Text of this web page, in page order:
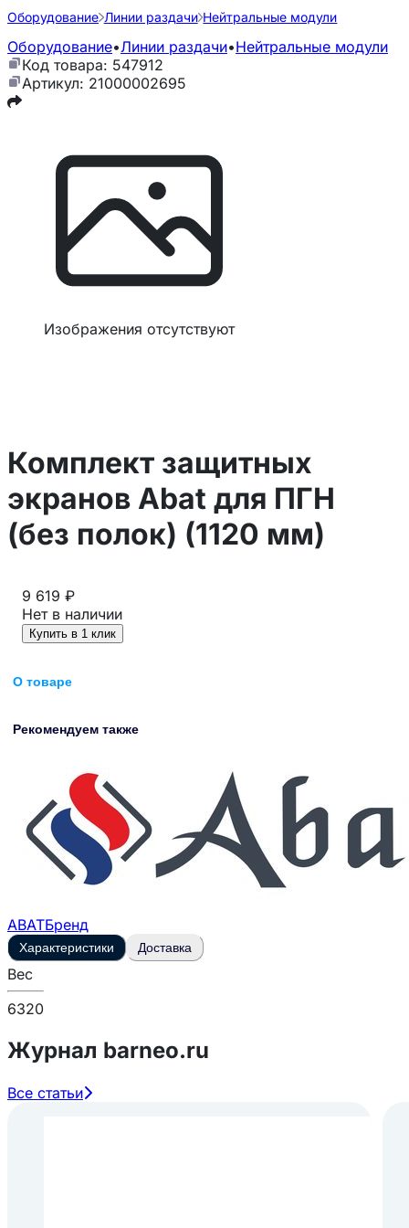
Оборудование Линии раздачи Нейтральные модули
Оборудование•Линии раздачи•Нейтральные модули
Код товара: 547912
Артикул: 21000002695
Изображения отсутствуют
Комплект защитных
экранов Abat для ПГН
(без полок) (1120 мм)
9 619 ₽
Нет в наличии
Купить в 1 клик
О товаре
Рекомендуем также
ABATБренд
Характеристики Доставка
Вес
6320
Журнал barneo.ru
Все статьи